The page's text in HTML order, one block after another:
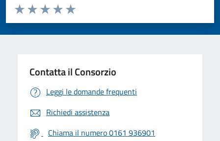
Valuta da 1 a 5 stelle la pagina
Valuta 5 stelle su 5
Valuta 4 stelle su 5
Valuta 3 stelle su 5
Valuta 2 stelle su 5
Valuta 1 stelle su 5
Contatta il Consorzio
Leggi le domande frequenti
Richiedi assistenza
Chiama il numero 0161 936901